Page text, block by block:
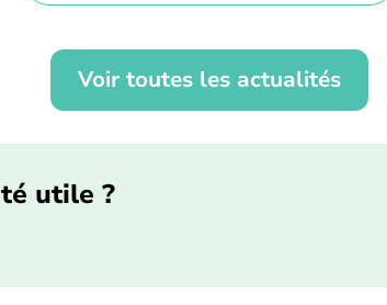
Voir toutes les actualités
utile ?